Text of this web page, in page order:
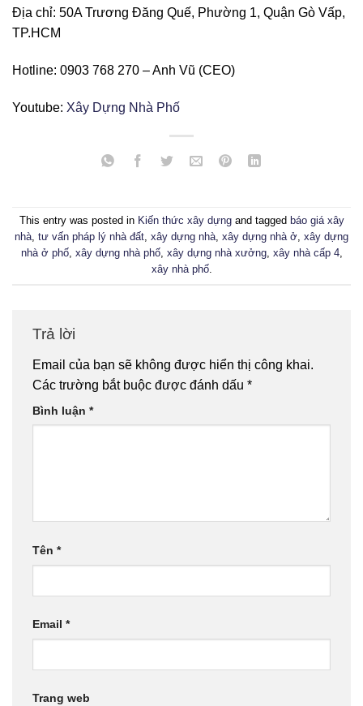
Địa chỉ: 50A Trương Đăng Quế, Phường 1, Quận Gò Vấp,
TP.HCM
Hotline: 0903 768 270 – Anh Vũ (CEO)
Youtube: Xây Dựng Nhà Phố
This entry was posted in Kiến thức xây dựngand tagged báo giá xây
nhà, tư vấn pháp lý nhà đất, xây dựng nhà, xây dựng nhà ở, xây dựng
nhà ở phố, xây dựng nhà phố, xây dựng nhà xưởng, xây nhà cấp 4,
xây nhà phố.
Trả lời
Email của bạn sẽ không được hiển thị công khai.
Các trường bắt buộc được đánh dấu *
Bình luận *
Tên *
Email *
Trang web